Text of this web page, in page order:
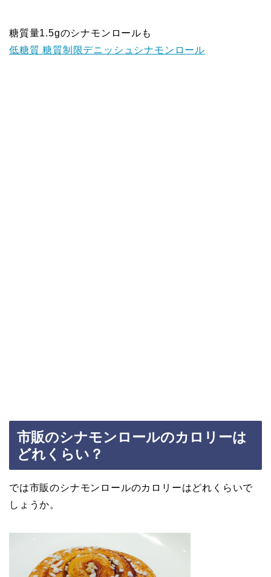
糖質量1.5gのシナモンロールも
低糖質 糖質制限デニッシュシナモンロール
市販のシナモンロールのカロリーは
どれくらい？
では市販のシナモンロールのカロリーはどれくらいで
しょうか。